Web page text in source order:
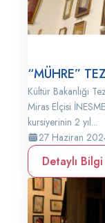
“MÜHRE”
Kültür Bakanlığı
Miras Elçisi
kursiyerinin 2 yıl...
27 Haziran
Detaylı Bilgi